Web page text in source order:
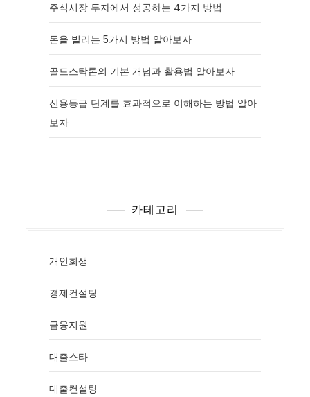
주식시장 투자에서 성공하는 4가지 방법
돈을 빌리는 5가지 방법 알아보자
골드스탁론의 기본 개념과 활용법 알아보자
신용등급 단계를 효과적으로 이해하는 방법 알아
보자
카테고리
개인회생
경제컨설팅
금융지원
대출스타
대출컨설팅